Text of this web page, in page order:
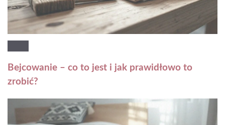
Bejcowanie – co to jest i jak prawidłowo to
zrobić?